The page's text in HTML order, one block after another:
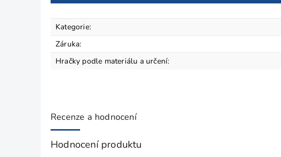
Kategorie:
Záruka:
Hračky podle materiálu a určení:
Recenze a hodnocení
Hodnocení produktu